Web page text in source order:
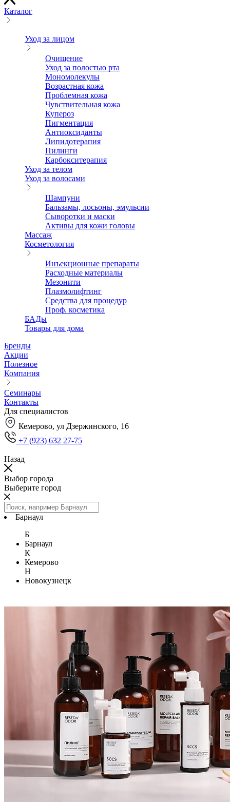
Каталог
Уход за лицом
Очищение
Уход за полостью рта
Мономолекулы
Возрастная кожа
Проблемная кожа
Чувствительная кожа
Купероз
Пигментация
Антиоксиданты
Липидотерапия
Пилинги
Карбокситерапия
Уход за телом
Уход за волосами
Шампуни
Бальзамы, лосьоны, эмульсии
Сыворотки и маски
Активы для кожи головы
Массаж
Косметология
Инъекционные препараты
Расходные материалы
Мезонити
Плазмолифтинг
Средства для процедур
Проф. косметика
БАДы
Товары для дома
Бренды
Акции
Полезное
Компания
Семинары
Контакты
Для специалистов
Кемерово, ул Дзержинского, 16
+7 (923) 632 27-75
Назад
Выбор города
Выберите город
Барнаул
Б
Барнаул
К
Кемерово
Н
Новокузнецк